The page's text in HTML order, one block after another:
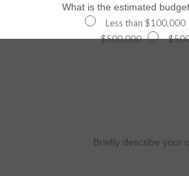
What is the estimated
Less than $100,000
$500,000
Briefly describe your